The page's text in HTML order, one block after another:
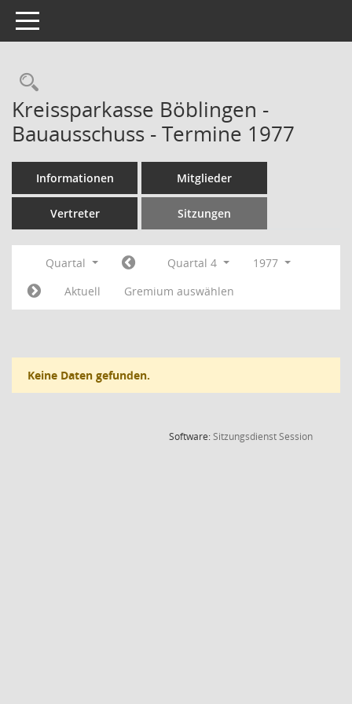
Toggle navigation
Rechercheauswahl
Kreissparkasse Böblingen -
Bauausschuss - Termine 1977
Informationen Mitglieder
Vertreter Sitzungen
Quartal Quartal 4
1977
Aktuell
Gremium auswählen
Keine Daten gefunden.
Software:SitzungsdienstSession(Wird in